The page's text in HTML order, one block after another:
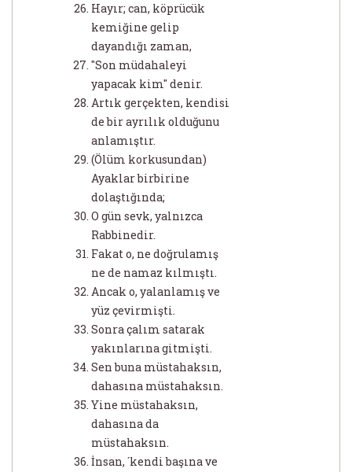
Hayır; can, köprücük
kemiğine gelip
dayandığı zaman,
"Son müdahaleyi
yapacak kim" denir.
Artık gerçekten, kendisi
de bir ayrılık olduğunu
anlamıştır.
(Ölüm korkusundan)
Ayaklar birbirine
dolaştığında;
O gün sevk, yalnızca
Rabbinedir.
Fakat o, ne doğrulamış
ne de namaz kılmıştı.
Ancak o, yalanlamış ve
yüz çevirmişti.
Sonra çalım satarak
yakınlarına gitmişti.
Sen buna müstahaksın,
dahasına müstahaksın.
Yine müstahaksın,
dahasına da
müstahaksın.
İnsan, ´kendi başına ve